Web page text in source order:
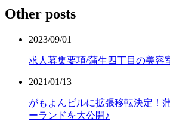
Other posts
2023/09/01
求人募集要項/蒲生四丁目の美容
2021/01/13
がもよんビルに拡張移転決定！
ーランドを大公開♪